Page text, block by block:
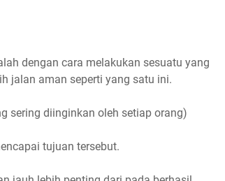
dengan cara melakukan sesuatu yang
jalan aman seperti yang satu ini.
sering diinginkan oleh setiap orang)
tujuan tersebut.